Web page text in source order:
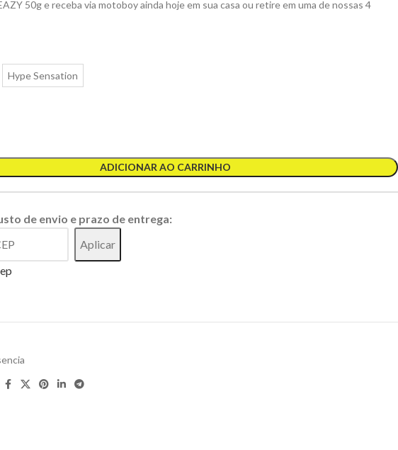
50g e receba via motoboy ainda hoje em sua casa ou retire em uma de nossas 4
Hype Sensation
ADICIONAR AO CARRINHO
de envio e prazo de entrega:
Aplicar